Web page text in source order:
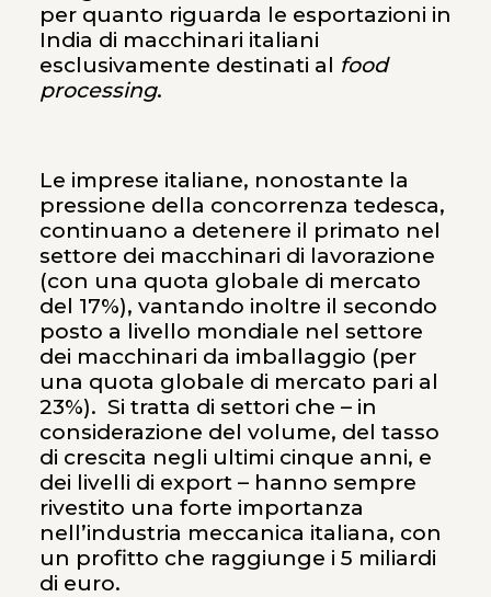
per quanto riguarda le esportazioni in
India di macchinari italiani
esclusivamente destinati al food
processing.
Le imprese italiane, nonostante la
pressione della concorrenza tedesca,
continuano a detenere il primato nel
settore dei macchinari di lavorazione
(con una quota globale di mercato
del 17%), vantando inoltre il secondo
posto a livello mondiale nel settore
dei macchinari da imballaggio (per
una quota globale di mercato pari al
23%). Si tratta di settori che – in
considerazione del volume, del tasso
di crescita negli ultimi cinque anni, e
dei livelli di export – hanno sempre
rivestito una forte importanza
nell’industria meccanica italiana, con
un profitto che raggiunge i 5 miliardi
di euro.